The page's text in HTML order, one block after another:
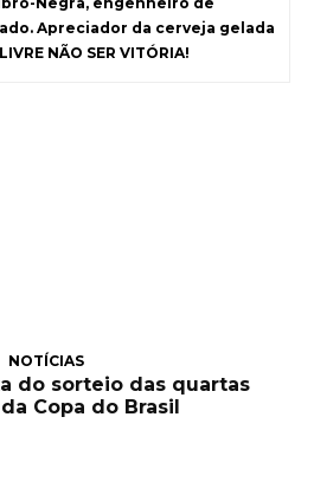
Apreciador da cerveja gelada
NÃO SER VITÓRIA!
NOTÍCIAS
do sorteio das quartas
Copa do Brasil